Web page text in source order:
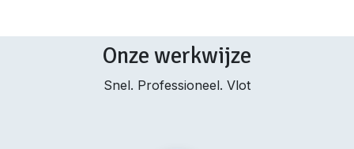
Onze werkwijze
Snel. Professioneel. Vlot